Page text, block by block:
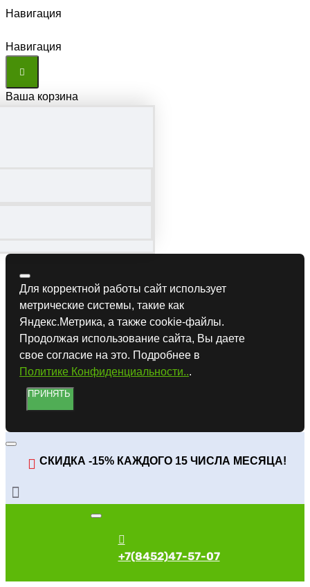
Навигация
Навигация
Ваша корзина
Для корректной работы сайт использует
метрические системы, такие как
Яндекс.Метрика, а также cookie-файлы.
Продолжая использование сайта, Вы даете
свое согласие на это. Подробнее в
Политике Конфиденциальности...
ПРИНЯТЬ
СКИДКА -15% КАЖДОГО 15 ЧИСЛА МЕСЯЦА!
+7(8452)47-57-07